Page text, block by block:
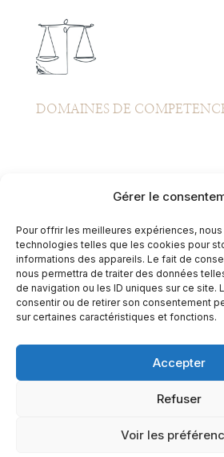
Gérer le
Pour offrir les meilleures expériences,
technologies telles que les cookies pour
informations des appareils. Le fait de
nous permettra de traiter des données
de navigation ou les ID uniques sur ce site.
consentir ou de retirer son consentement
sur certaines caractéristiques et fonctions.
Accepter
Refuser
Voir les
DOMAINES DE
1 rue de
Business Center
74000 Annecy
+33 (0)6 13 53 26